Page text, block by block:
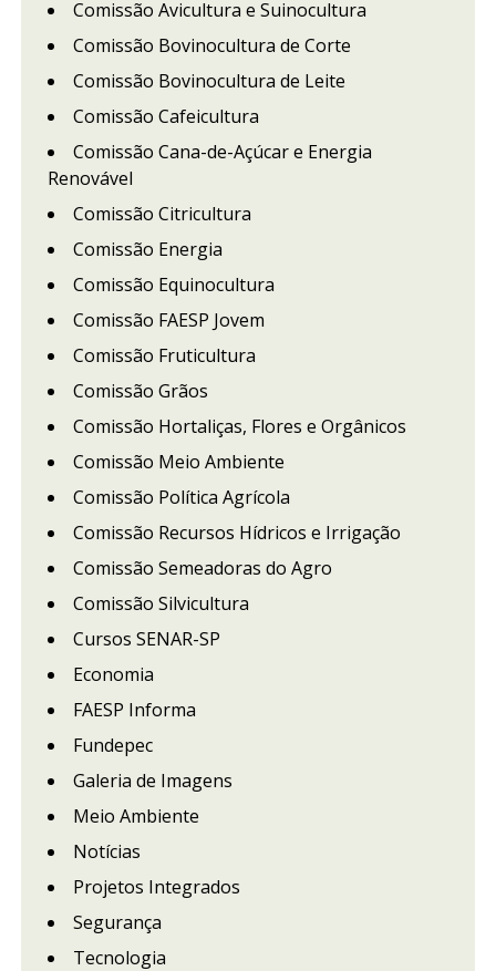
Comissão Avicultura e Suinocultura
Comissão Bovinocultura de Corte
Comissão Bovinocultura de Leite
Comissão Cafeicultura
Comissão Cana-de-Açúcar e Energia
Renovável
Comissão Citricultura
Comissão Energia
Comissão Equinocultura
Comissão FAESP Jovem
Comissão Fruticultura
Comissão Grãos
Comissão Hortaliças, Flores e Orgânicos
Comissão Meio Ambiente
Comissão Política Agrícola
Comissão Recursos Hídricos e Irrigação
Comissão Semeadoras do Agro
Comissão Silvicultura
Cursos SENAR-SP
Economia
FAESP Informa
Fundepec
Galeria de Imagens
Meio Ambiente
Notícias
Projetos Integrados
Segurança
Tecnologia